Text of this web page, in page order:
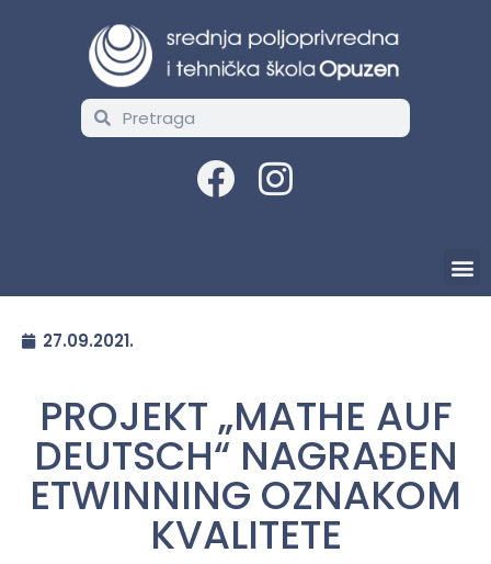
27.09.2021.
PROJEKT „MATHE AUF
DEUTSCH“ NAGRAĐEN
ETWINNING OZNAKOM
KVALITETE